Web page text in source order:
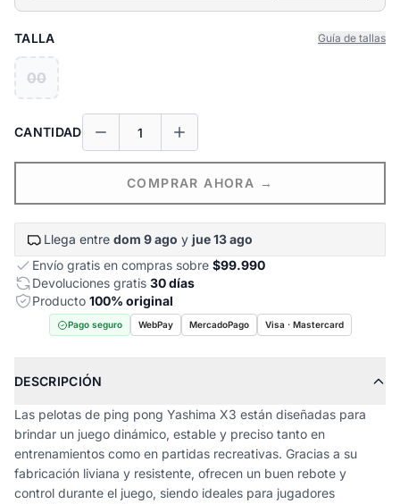
TALLA Guía de tallas
00
CANTIDAD
COMPRAR AHORA →
Llega entre dom 9 ago y jue 13 ago
Envío gratis en compras sobre $99.990
Devoluciones gratis 30 días
Producto 100% original
Pago seguro WebPay MercadoPago Visa · Mastercard
DESCRIPCIÓN
Las pelotas de ping pong Yashima X3 están diseñadas para
brindar un juego dinámico, estable y preciso tanto en
entrenamientos como en partidas recreativas. Gracias a su
fabricación liviana y resistente, ofrecen un buen rebote y
control durante el juego, siendo ideales para jugadores